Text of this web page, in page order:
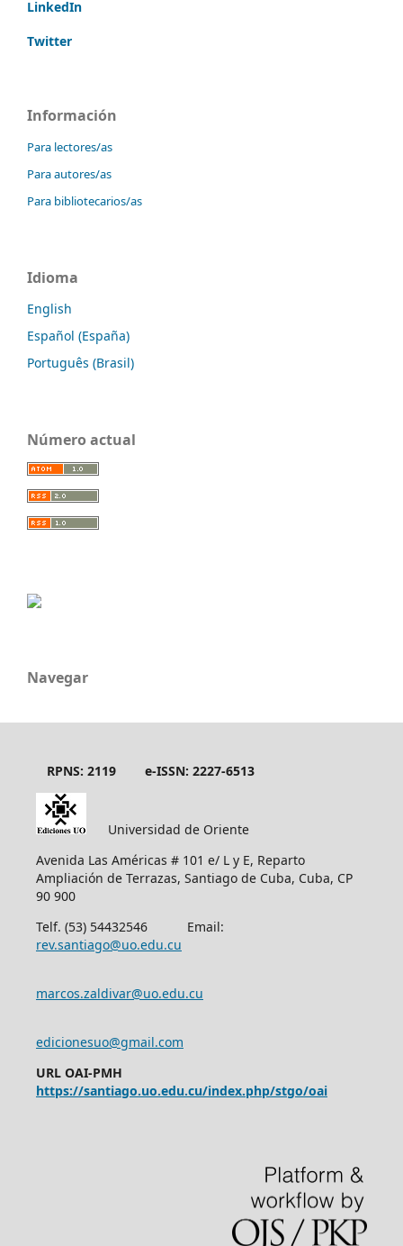
LinkedIn
Twitter
Información
Para lectores/as
Para autores/as
Para bibliotecarios/as
Idioma
English
Español (España)
Português (Brasil)
Número actual
Navegar
RPNS: 2119 e-ISSN: 2227-6513
Universidad de Oriente
Avenida Las Américas # 101 e/ L y E, Reparto
Ampliación de Terrazas, Santiago de Cuba, Cuba, CP
90 900
Telf. (53) 54432546 Email:
rev.santiago@uo.edu.cu
marcos.zaldivar@uo.edu.cu
edicionesuo@gmail.com
URL OAI-PMH
https://santiago.uo.edu.cu/index.php/stgo/oai